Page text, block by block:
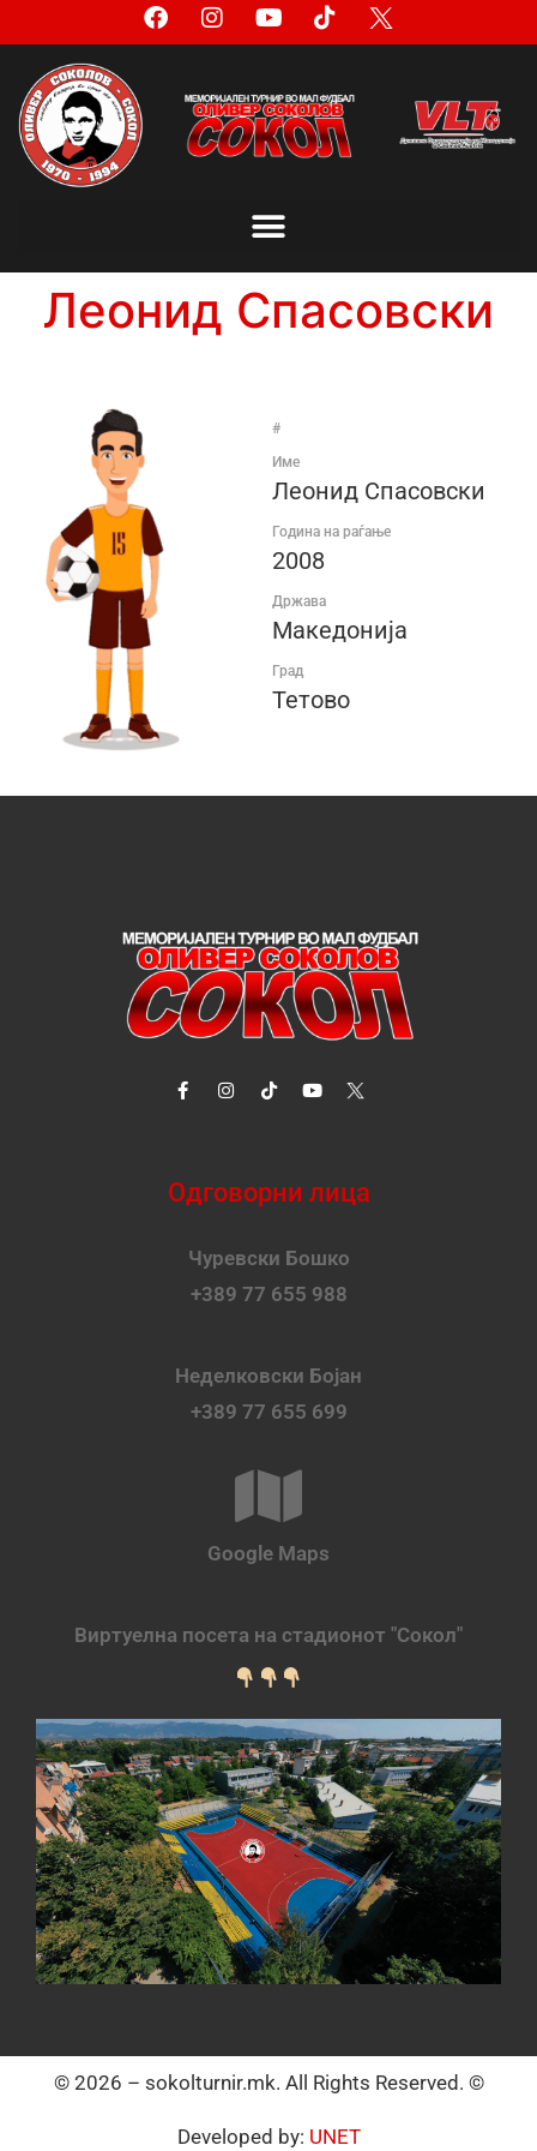
Леонид Спасовски
#
Име
Леонид Спасовски
Година на раѓање
2008
Држава
Македонија
Град
Тетово
Одговорни лица
Чуревски Бошко
+389 77 655 988
Неделковски Бојан
+389 77 655 699
Google Maps
Виртуелна посета на стадионот "Сокол"
© 2026 – sokolturnir.mk. All Rights Reserved. ©
Developed by: UNET